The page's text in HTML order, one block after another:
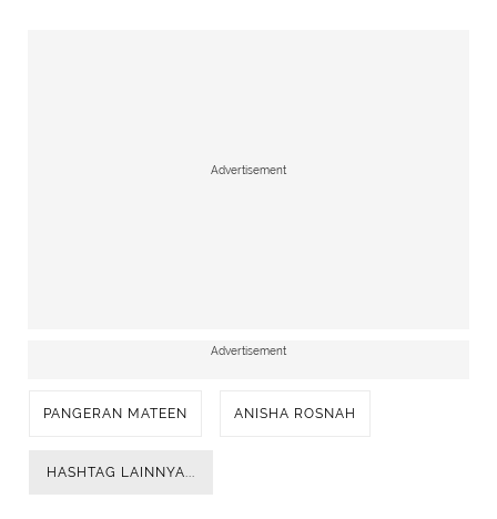
Advertisement
Advertisement
PANGERAN MATEEN ANISHA ROSNAH
HASHTAG LAINNYA...